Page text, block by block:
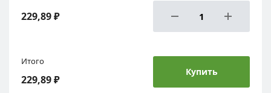
229,89 ₽
Итого
229,89 ₽
Купить